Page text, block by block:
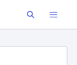
Buscar